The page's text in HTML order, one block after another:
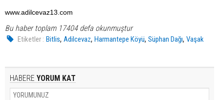
www.adilcevaz13.com
Bu haber toplam 17404 defa okunmuştur
Etiketler : Bitlis,Adilcevaz,Harmantepe Köyü,Süphan Dağı,Vaşak
HABERE YORUM KAT